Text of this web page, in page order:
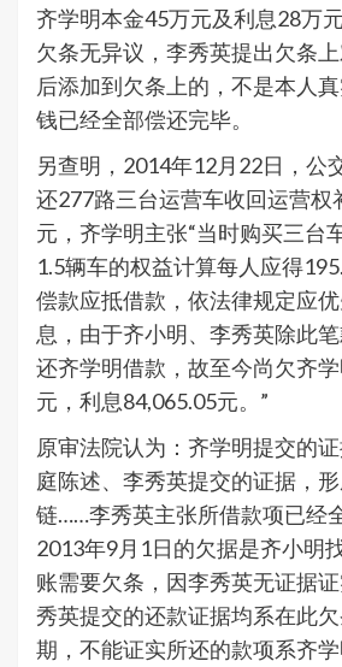
齐学明本金45万元及利息28万
欠条无异议，李秀英提出欠条
后添加到欠条上的，不是本人
钱已经全部偿还完毕。
另查明，2014年12月22日，公
还277路三台运营车收回运营权
元，齐学明主张“当时购买三台
1.5辆车的权益计算每人应得
偿款应抵借款，依法律规定应
息，由于齐小明、李秀英除此
还齐学明借款，故至今尚欠齐
元，利息84,065.05元。”
原审法院认为：齐学明提交的
庭陈述、李秀英提交的证据，
链……李秀英主张所借款项已经
2013年9月1日的欠据是齐小明
账需要欠条，因李秀英无证据
秀英提交的还款证据均系在此
期，不能证实所还的款项系齐学